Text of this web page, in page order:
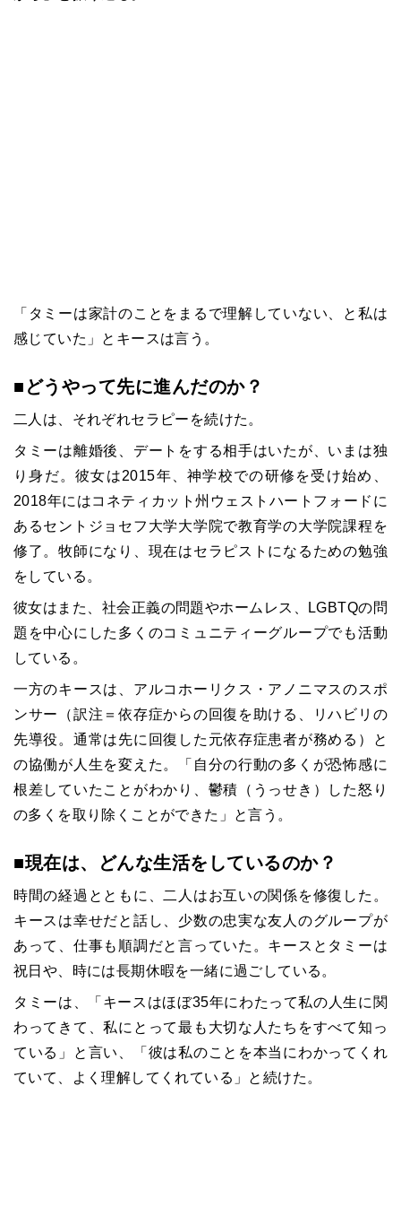
「タミーは家計のことをまるで理解していない、と私は
感じていた」とキースは言う。
■どうやって先に進んだのか？
二人は、それぞれセラピーを続けた。
タミーは離婚後、デートをする相手はいたが、いまは独
り身だ。彼女は2015年、神学校での研修を受け始め、
2018年にはコネティカット州ウェストハートフォードに
あるセントジョセフ大学大学院で教育学の大学院課程を
修了。牧師になり、現在はセラピストになるための勉強
をしている。
彼女はまた、社会正義の問題やホームレス、LGBTQの問
題を中心にした多くのコミュニティーグループでも活動
している。
一方のキースは、アルコホーリクス・アノニマスのスポ
ンサー（訳注＝依存症からの回復を助ける、リハビリの
先導役。通常は先に回復した元依存症患者が務める）と
の協働が人生を変えた。「自分の行動の多くが恐怖感に
根差していたことがわかり、鬱積（うっせき）した怒り
の多くを取り除くことができた」と言う。
■現在は、どんな生活をしているのか？
時間の経過とともに、二人はお互いの関係を修復した。
キースは幸せだと話し、少数の忠実な友人のグループが
あって、仕事も順調だと言っていた。キースとタミーは
祝日や、時には長期休暇を一緒に過ごしている。
タミーは、「キースはほぼ35年にわたって私の人生に関
わってきて、私にとって最も大切な人たちをすべて知っ
ている」と言い、「彼は私のことを本当にわかってくれ
ていて、よく理解してくれている」と続けた。